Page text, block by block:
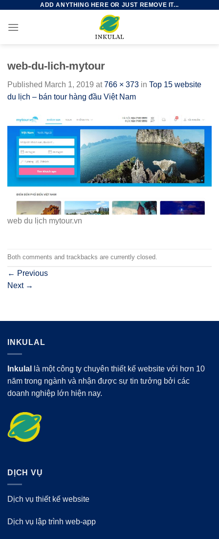
content
ADD ANYTHING HERE OR JUST REMOVE IT...
web-du-lich-mytour
Published March 1, 2019 at766 × 373 in Top 15 website
du lịch – bán tour hàng đầu Việt Nam
web du lịch mytour.vn
Both comments and trackbacks are currently closed.
← Previous
Next →
INKULAL
Inkulal
là một công ty chuyên thiết kế website với hơn 10
năm trong ngành và nhận được sự tin tưởng bởi các
doanh nghiệp lớn hiện nay.
DỊCH VỤ
Dịch vụ thiết kế website
Dịch vụ lập trình web-app